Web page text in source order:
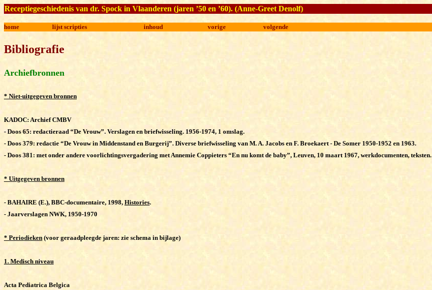
Receptiegeschiedenis van dr. Spock in Vlaanderen (jaren ’50 en ’60). (Anne-Greet Denolf)
home lijst scripties inhoud vorige volgende
Bibliografie
Archiefbronnen
* Niet-uitgegeven bronnen
KADOC: Archief CMBV
- Doos 65: redactieraad “De Vrouw”. Verslagen en briefwisseling. 1956-1974, 1 omslag.
- Doos 379: redactie “De Vrouw in Middenstand en Burgerij”. Diverse briefwisseling van M. A. Jacobs en F. Broekaert - De Somer 1950-1952 en 1963.
- Doos 381: met onder andere voorlichtingsvergadering met Annemie Coppieters “En nu komt de baby”, Leuven, 10 maart 1967, werkdocumenten, teksten.
* Uitgegeven bronnen
- BAHAIRE (E.), BBC-documentaire, 1998, Histories.
- Jaarverslagen NWK, 1950-1970
* Periodieken (voor geraadpleegde jaren: zie schema in bijlage)
1. Medisch niveau
Acta Pediatrica Belgica